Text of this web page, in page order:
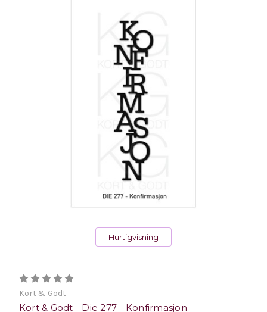
Hurtigvisning
Kort & Godt
Kort & Godt - Die 277 - Konfirmasjon